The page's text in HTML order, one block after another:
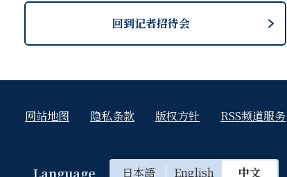
回到记者招待会
网站地图 隐私条款 版权方针 RSS频道服务
Language 日本語 English 中文